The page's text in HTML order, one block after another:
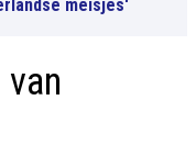
meisjes'